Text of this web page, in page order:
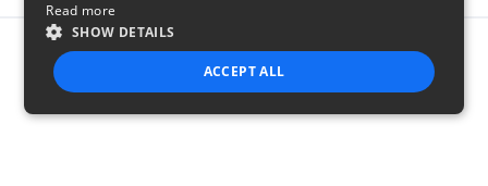
Report this product
Read more
SHOW DETAILS
ACCEPT ALL
STRICTLY NECESSARY PERFORMANCE